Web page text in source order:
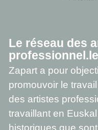
Le réseau des
Zapart a pour
promouvoir le
des artistes
travaillant en
historiques que